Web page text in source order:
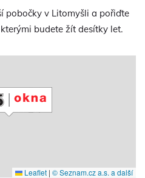
pobočky v Litomyšli a pořiďte
budete žít desítky let.
Leaflet | © Seznam.cz a.s. a další